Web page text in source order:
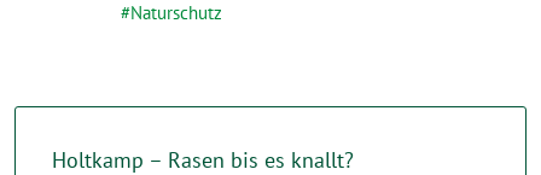
Naturschutz
Holtkamp – Rasen bis es knallt?